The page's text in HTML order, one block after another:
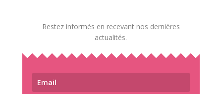
Restez informés en recevant nos dernières
actualités.